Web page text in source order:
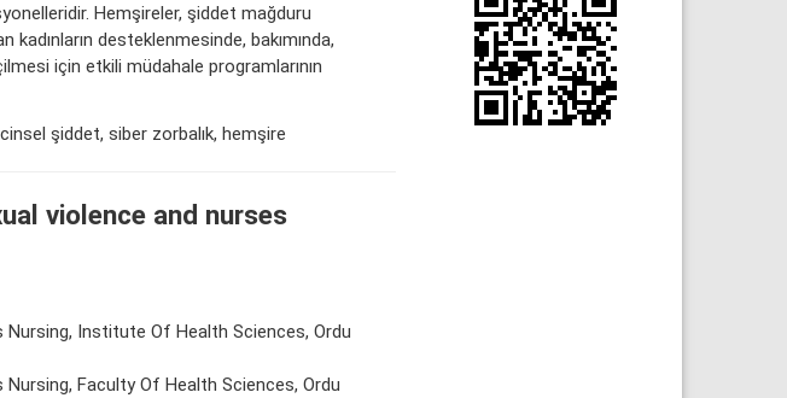
Hemşireler, şiddet mağduru
kadınların desteklenmesinde, bakımında,
için etkili müdahale programlarının
şiddet, siber zorbalık, hemşire
violence and nurses
Institute Of Health Sciences, Ordu
Faculty Of Health Sciences, Ordu